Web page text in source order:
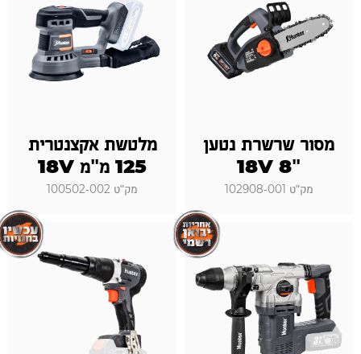
מסור שרשרת נטען
"8 18V
מק"ט 102908-001
מלטשת אקצנטרית
125 מ"מ 18V
מק"ט 100502-002